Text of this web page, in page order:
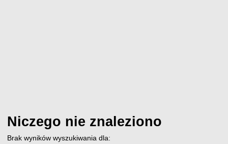
Niczego nie znaleziono
Brak wyników wyszukiwania dla: